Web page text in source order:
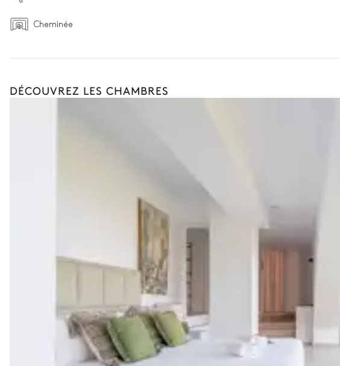
Cheminée
DÉCOUVREZ LES CHAMBRES